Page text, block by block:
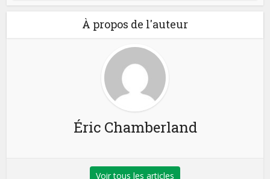
À propos de l'auteur
Éric Chamberland
Voir tous les articles